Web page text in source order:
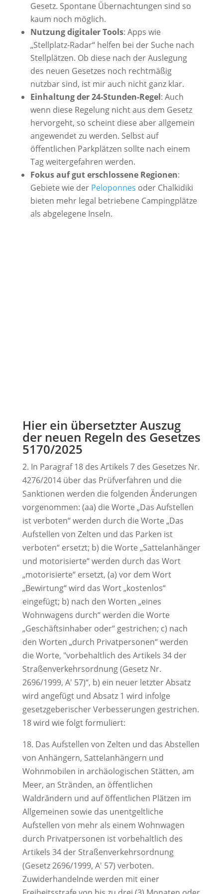
Gesetz. Spontane Übernachtungen sind so
kaum noch möglich.
Nutzung digitaler Tools: Apps wie
„Stellplatz-Radar“ helfen bei der Suche nach
Stellplätzen. Ob diese nach der Auslegung
des neuen Gesetzes noch rechtmäßig
nutzbar sind, ist mir auch nicht ganz klar.
Einhaltung der 24-Stunden-Regel: Auch
wenn diese Regelung nicht aus dem Gesetz
hervorgeht, so scheint diese aber allgemein
angewendet zu werden. Selbst auf
öffentlichen Parkplätzen sollte nach einem
Tag weitergefahren werden.
Fokus auf gut erschlossene Regionen:
Gebiete wie der Peloponnes oder Chalkidiki
bieten mehr legal betriebene Campingplätze
als abgelegene Inseln.
Hier ein übersetzter Auszug
der neuen Regeln des Gesetzes
5170/2025
2. In Paragraf 18 des Artikels 7 des Gesetzes Nr.
4276/2014 über das Prüfverfahren und die
Sanktionen werden die folgenden Änderungen
vorgenommen: (aa) die Worte „Das Aufstellen
ist verboten“ werden durch die Worte „Das
Aufstellen von Zelten und das Parken ist
verboten“ ersetzt; b) die Worte „Sattelanhänger
und motorisierte“ werden durch das Wort
„motorisierte“ ersetzt, (a) vor dem Wort
„Bewirtung“ wird das Wort „kostenlos“
eingefügt; b) nach den Worten „eines
Wohnwagens durch“ werden die Worte
„Geschäftsinhaber oder“ gestrichen; c) nach
den Worten „durch Privatpersonen“ werden
die Worte, "vorbehaltlich des Artikels 34 der
Straßenverkehrsordnung (Gesetz Nr.
2696/1999, A' 57)“, b) ein neuer letzter Absatz
wird angefügt und Absatz 1 wird infolge
gesetzgeberischer Verbesserungen gestrichen.
18 wird wie folgt formuliert:
18. Das Aufstellen von Zelten und das Abstellen
von Anhängern, Sattelanhängern und
Wohnmobilen in archäologischen Stätten, am
Meer, an Stränden, an öffentlichen
Waldrändern und auf öffentlichen Plätzen im
Allgemeinen sowie das unentgeltliche
Aufstellen von mehr als einem Wohnwagen
durch Privatpersonen ist vorbehaltlich des
Artikels 34 der Straßenverkehrsordnung
(Gesetz 2696/1999, A' 57) verboten.
Zuwiderhandelnde werden mit einer